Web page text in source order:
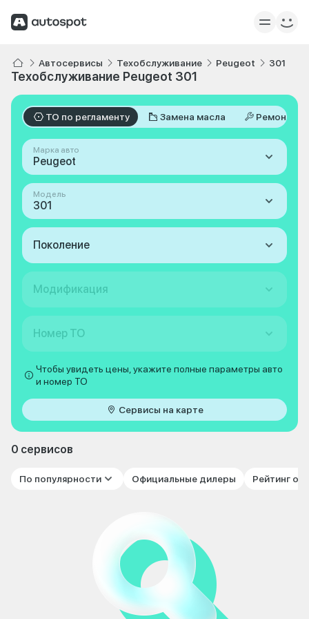
Автосервисы Техобслуживание Peugeot 301
Техобслуживание Peugeot 301
ТО по регламенту Замена масла Ремонт
Марка авто
Peugeot
Модель
301
Поколение
Модификация
Номер ТО
Чтобы увидеть цены, укажите полные параметры авто
и номер ТО
Сервисы на карте
0 сервисов
По популярности Официальные дилеры Рейтинг